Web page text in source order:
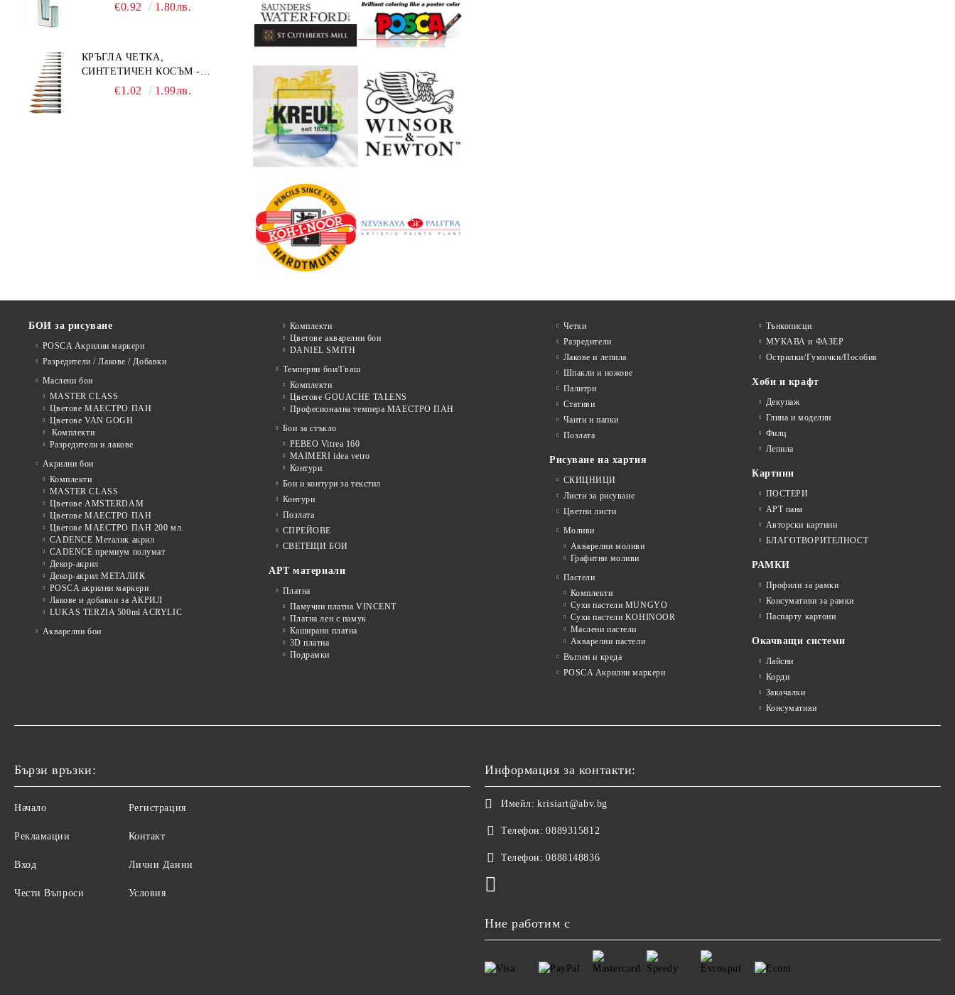
€0.92 1.80лв.
КРЪГЛА ЧЕТКА,
СИНТЕТИЧЕН КОСЪМ -
MILLENIUM 211 - №0
€1.02 1.99лв.
БОИ за рисуване
POSCA Акрилни маркери
Разредители / Лакове / Добавки
Маслени бои
MASTER CLASS
Цветове МАЕСТРО ПАН
Цветове VAN GOGH
Комплекти
Разредители и лакове
Акрилни бои
Комплекти
MASTER CLASS
Цветове AMSTERDAM
Цветове МАЕСТРО ПАН
Цветове МАЕСТРО ПАН 200 мл.
CADENCE Металик акрил
CADENCE премиум полумат
Декор-акрил
Декор-акрил МЕТАЛИК
POSCA акрилни маркери
Лакове и добавки за АКРИЛ
LUKAS TERZIA 500ml ACRYLIC
Акварелни бои
Комплекти
Цветове акварелни бои
DANIEL SMITH
Темперни бои/Гваш
Комплекти
Цветове GOUACHE TALENS
Професионална темпера МАЕСТРО ПАН
Бои за стъкло
PEBEO Vitrea 160
MAIMERI idea vetro
Контури
Бои и контури за текстил
Контури
Позлата
СПРЕЙОВЕ
СВЕТЕЩИ БОИ
АРТ материали
Платна
Памучни платна VINCENT
Платна лен с памук
Каширани платна
3D платна
Подрамки
Четки
Разредители
Лакове и лепила
Шпакли и ножове
Палитри
Стативи
Чанти и папки
Позлата
Рисуване на хартия
СКИЦНИЦИ
Листи за рисуване
Цветни листи
Моливи
Акварелни моливи
Графитни моливи
Пастели
Комплекти
Сухи пастели MUNGYO
Сухи пастели KOHINOOR
Маслени пастели
Акварелни пастели
Въглен и креда
POSCA Акрилни маркери
Тънкописци
МУКАВА и ФАЗЕР
Острилки/Гумички/Пособия
Хоби и крафт
Декупаж
Глина и моделин
Филц
Лепила
Картини
ПОСТЕРИ
АРТ пана
Авторски картини
БЛАГОТВОРИТЕЛНОСТ
РАМКИ
Профили за рамки
Консумативи за рамки
Паспарту картони
Окачващи системи
Лайсни
Корди
Закачалки
Консумативи
Бързи връзки:
Начало
Рекламации
Вход
Чести Въпроси
Регистрация
Контакт
Лични Данни
Условия
Информация за контакти:
Имейл: krisiart@abv.bg
Телефон: 0889315812
Телефон: 0888148836
Ние работим с